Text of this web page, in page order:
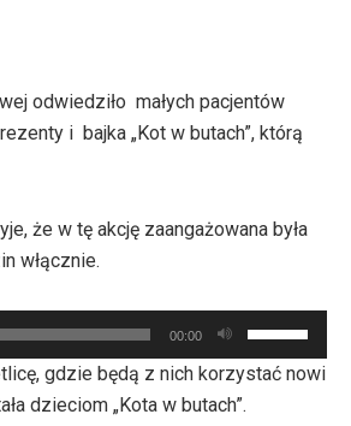
odwiedziło małych pacjentów
i bajka „Kot w butach”, którą
że w tę akcję zaangażowana była
włącznie.
00:00
strzałek
do
gdzie będą z nich korzystać nowi
dzieciom „Kota w butach”.